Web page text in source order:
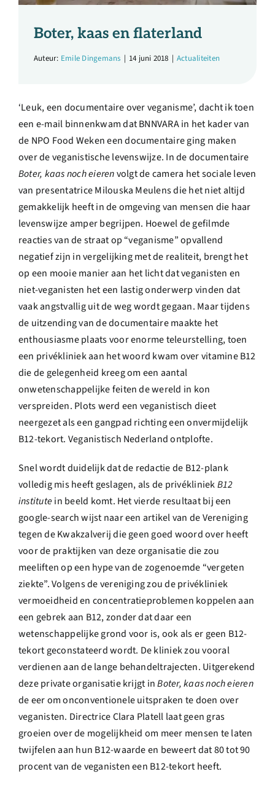
Over ons
Doneren
Shop
English
Boter, kaas en flaterland
Auteur: Emile Dingemans | 14 juni 2018 | Actualiteiten
‘Leuk, een documentaire over veganisme’, dacht ik toen
een e-mail binnenkwam dat BNNVARA in het kader van
de NPO Food Weken een documentaire ging maken
over de veganistischelevenswijze. In de documentaire
Boter, kaas noch eierenvolgt de camera het sociale leven
van presentatrice Milouska Meulens die het niet altijd
gemakkelijk heeft in de omgeving van mensen die haar
levenswijze amper begrijpen. Hoewel de gefilmde
reacties van de straat op “veganisme” opvallend
negatief zijn in vergelijking met de realiteit, brengt het
op een mooie manier aan het licht dat veganisten en
niet-veganisten het een lastig onderwerp vinden dat
vaak angstvallig uit de weg wordt gegaan. Maar tijdens
de uitzending van de documentaire maakte het
enthousiasme plaats voor enorme teleurstelling, toen
een privékliniek aan het woord kwam over vitamine B12
die de gelegenheid kreeg om een aantal
onwetenschappelijke feiten de wereld in kon
verspreiden. Plots werd een veganistisch dieet
neergezet als een gangpad richting een onvermijdelijk
B12-tekort. Veganistisch Nederland ontplofte.
Snel wordt duidelijk dat de redactie de B12-plank
volledig mis heeft geslagen, als de privékliniekB12
institutein beeld komt. Het vierde resultaat bij een
google-search wijst naar een artikel van de Vereniging
tegen de Kwakzalverij die geen goed woord over heeft
voor de praktijken van deze organisatie die zou
meeliften op een hype van de zogenoemde “vergeten
ziekte”. Volgens de vereniging zou de privékliniek
vermoeidheid en concentratieproblemen koppelen aan
een gebrek aan B12, zonder dat daar een
wetenschappelijke grond voor is, ook als er geen B12-
tekort geconstateerd wordt. De kliniek zou vooral
verdienen aan de lange behandeltrajecten. Uitgerekend
deze private organisatie krijgt inBoter, kaas noch eieren
de eer om onconventionele uitspraken te doen over
veganisten. Directrice Clara Platell laat geen gras
groeien over de mogelijkheid om meer mensen te laten
twijfelen aan hun B12-waarde en beweert dat 80 tot 90
procent van de veganisten een B12-tekort heeft.